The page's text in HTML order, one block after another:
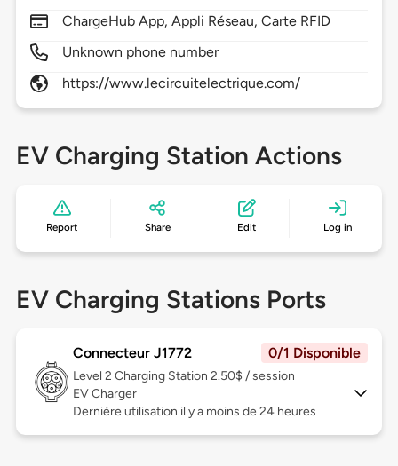
ChargeHub App, Appli Réseau, Carte RFID
Unknown phone number
https://www.lecircuitelectrique.com/
EV Charging Station Actions
Report Share Edit Log in
EV Charging Stations Ports
Connecteur J1772 0/1 Disponible
Level 2 Charging Station 2.50$ / session
EV Charger
Dernière utilisation il y a moins de 24 heures